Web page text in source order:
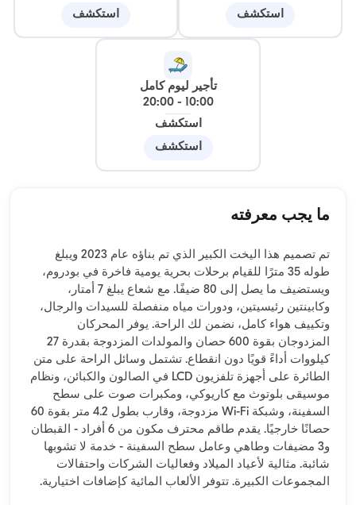
استكشف
استكشف
تأجير ليوم كامل
10:00
-
20:00
استكشف
استكشف
ما يجب معرفته
تم تصميم هذا اليخت الكبير الذي تم بناؤه عام 2023 ويبلغ
طوله 35 مترًا للقيام برحلات بحرية يومية فاخرة في بودروم،
ويستضيف ما يصل إلى 80 ضيفًا. مع شعاع يبلغ 7 أمتار،
وكابينتين رئيسيتين، ودورات مياه منفصلة للسيدات والرجال،
وتكييف هواء كامل، نضمن لك الراحة. يوفر المحركان
المزدوجان بقوة 600 حصان والمولدات المزدوجة بقدرة 27
كيلووات أداءً قويًا دون انقطاع. تشتمل وسائل الراحة على متن
الطائرة على أجهزة تلفزيون LCD في الصالون والكبائن، ونظام
موسيقى بلوتوث مع كاريوكي، ومكبرات صوت على سطح
السفينة، وشبكة Wi-Fi مزدوجة، وقارب بطول 4.2 متر بقوة 60
حصانًا خارجيًا. يقدم طاقم محترف مكون من 6 أفراد - القبطان
و3 مضيفات وطاهي وعامل سطح السفينة - خدمة لا تشوبها
شائبة. مثالية لأعياد الميلاد وفعاليات الشركات واحتفالات
المجموعات الكبيرة. تتوفر الألعاب المائية كإضافات اختيارية.